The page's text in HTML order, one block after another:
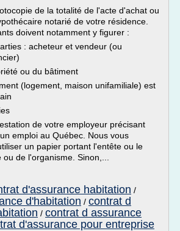
de la totalité de l'acte d'achat ou
notarié de votre résidence.
doivent notamment y figurer :
: acheteur et vendeur (ou
ou du bâtiment
(logement, maison unifamiliale) est
de votre employeur précisant
emploi au Québec. Nous vous
un papier portant l'entête ou le
de l'organisme. Sinon,...
d'assurance habitation /
d'habitation / contrat d
/ contrat d assurance
d'assurance pour entreprise